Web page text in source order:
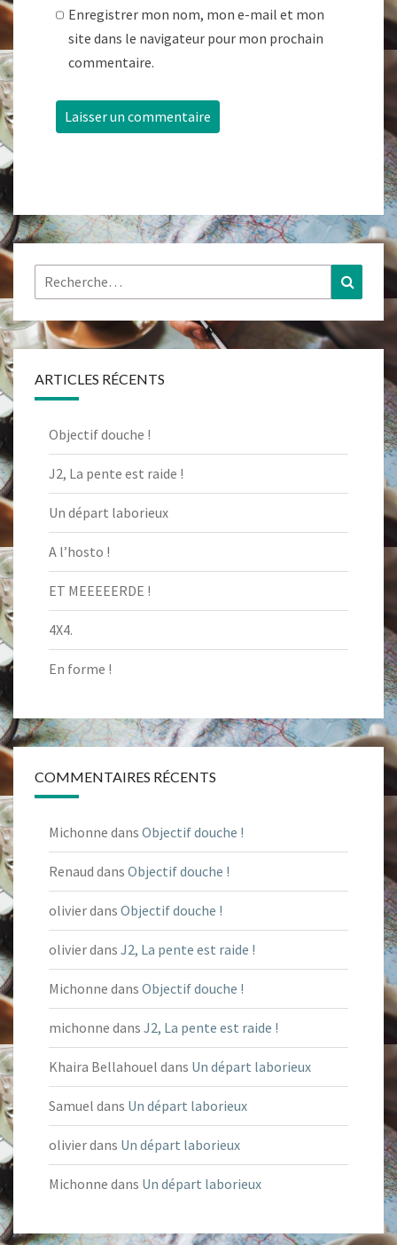
Enregistrer mon nom, mon e-mail et mon
site dans le navigateur pour mon prochain
commentaire.
Rechercher :
ARTICLES RÉCENTS
Objectif douche !
J2, La pente est raide !
Un départ laborieux
A l’hosto !
ET MEEEEERDE !
4X4.
En forme !
COMMENTAIRES RÉCENTS
Michonne dans Objectif douche !
Renaud dans Objectif douche !
olivierdans Objectif douche !
olivierdans J2, La pente est raide !
Michonne dans Objectif douche !
michonne dans J2, La pente est raide !
Khaira Bellahouel dans Un départ laborieux
Samuel dans Un départ laborieux
olivierdans Un départ laborieux
Michonne dans Un départ laborieux